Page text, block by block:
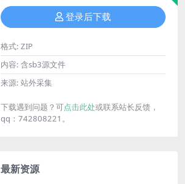
登录后下载
格式: ZIP
内容: 含sb3源文件
来源: 站外采集
下载遇到问题？可点击此处或联系站长反馈，
qq：742808221。
最新资源